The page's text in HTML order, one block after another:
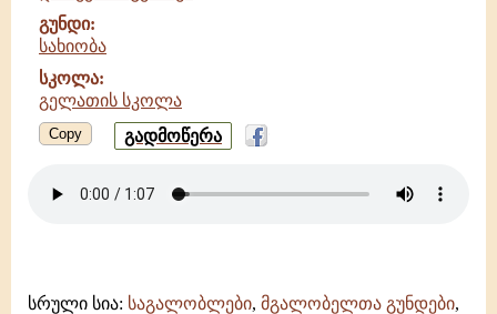
გელათის
სკოლა
გუნდი:
სახიობა
სკოლა:
გელათის სკოლა
Copy გადმოწერა
სრული სია: საგალობლები, მგალობელთა გუნდები,